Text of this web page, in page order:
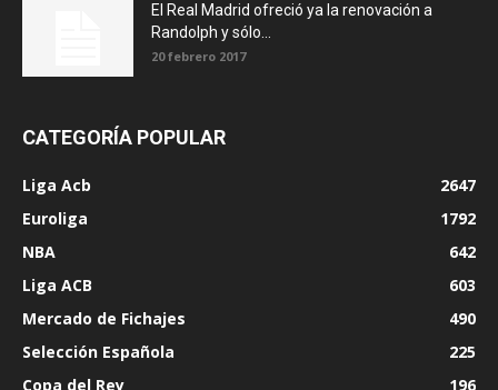
El Real Madrid ofreció ya la renovación a
Randolph y sólo...
20 febrero 2017
CATEGORÍA POPULAR
Liga Acb
2647
Euroliga
1792
NBA
642
Liga ACB
603
Mercado de Fichajes
490
Selección Española
225
Copa del Rey
196